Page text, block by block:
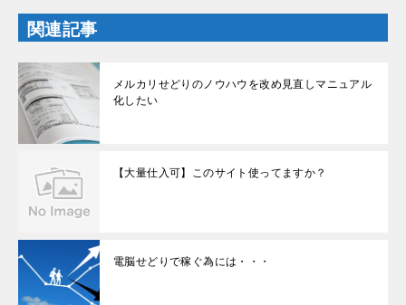
開
き
ま
す
関連記事
メルカリせどりのノウハウを改め見直しマニュアル
化したい
【大量仕入可】このサイト使ってますか？
電脳せどりで稼ぐ為には・・・